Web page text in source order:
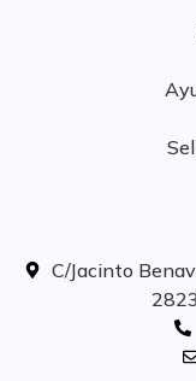
C/Jacinto